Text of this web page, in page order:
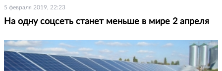
5 февраля 2019, 22:23
На одну соцсеть станет меньше в мире 2 апреля